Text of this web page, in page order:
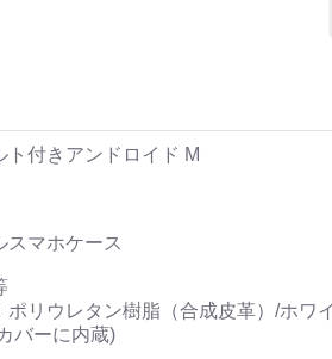
ト付きアンドロイド M
スマホケース
ポリウレタン樹脂（合成皮革）/ホワ
バーに内蔵)